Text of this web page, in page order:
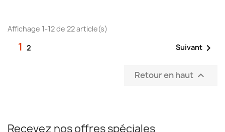
Affichage 1-12 de 22 article(s)
1 2 Suivant 
Retour en haut 
Recevez nos offres spéciales